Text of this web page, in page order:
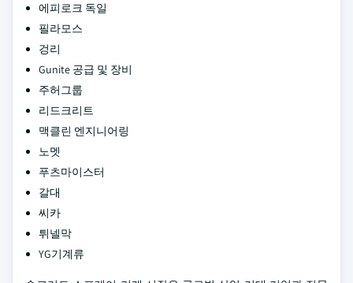
에피로크 독일
필라모스
겅리
Gunite 공급 및 장비
주허그룹
리드크리트
맥클린 엔지니어링
노멧
푸츠마이스터
갈대
씨카
튀넬막
YG기계류